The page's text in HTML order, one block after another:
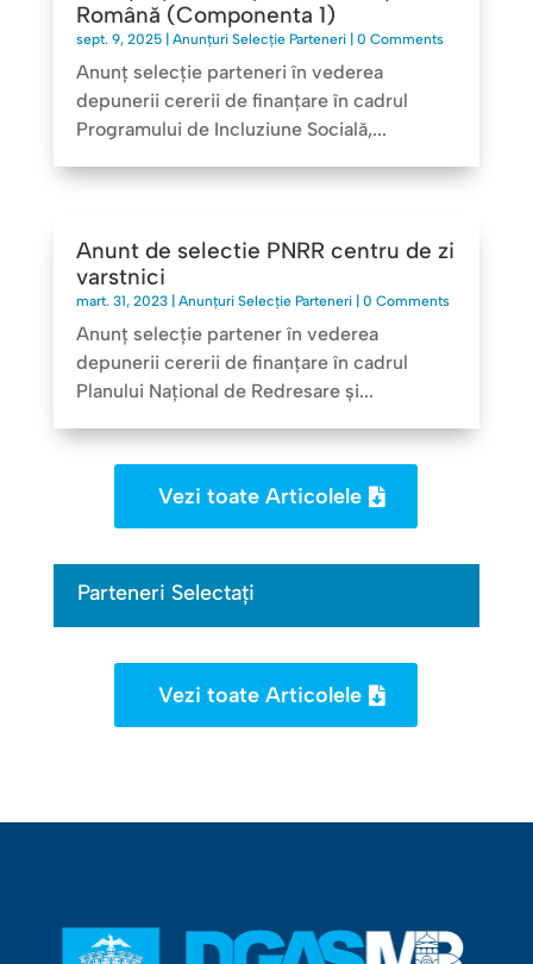
Română (Componenta 1)
sept. 9, 2025| Anunțuri Selecție Parteneri| 0 Comments
Anunț selecţie parteneri în vederea
depunerii cererii de finanţare în cadrul
Programului de Incluziune Socială,...
Anunt de selectie PNRR centru de zi
varstnici
mart. 31, 2023| Anunțuri Selecție Parteneri| 0 Comments
Anunț selecţie partener în vederea
depunerii cererii de finanţare în cadrul
Planului Național de Redresare și...
Vezi toate Articolele
Parteneri Selectați
Vezi toate Articolele